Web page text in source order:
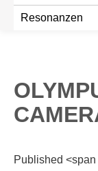
Resonanzen
Published